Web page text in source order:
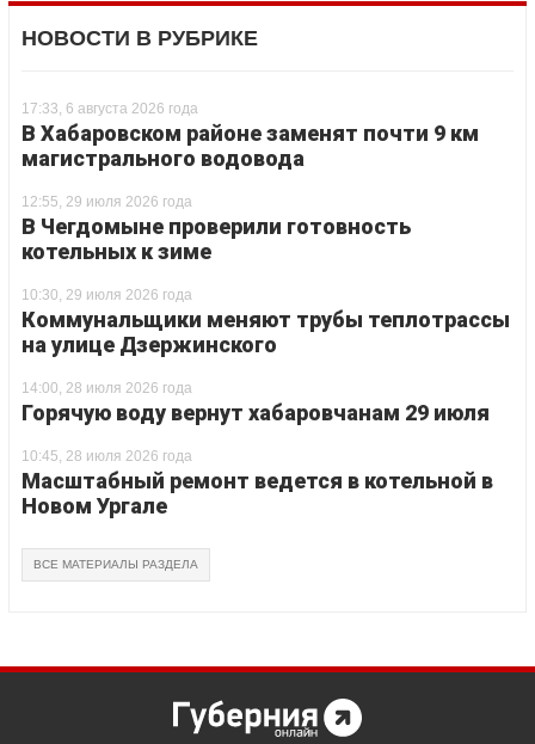
НОВОСТИ В РУБРИКЕ
17:33, 6 августа 2026 года
В Хабаровском районе заменят почти 9 км
магистрального водовода
12:55, 29 июля 2026 года
В Чегдомыне проверили готовность
котельных к зиме
10:30, 29 июля 2026 года
Коммунальщики меняют трубы теплотрассы
на улице Дзержинского
14:00, 28 июля 2026 года
Горячую воду вернут хабаровчанам 29 июля
10:45, 28 июля 2026 года
Масштабный ремонт ведется в котельной в
Новом Ургале
ВСЕ МАТЕРИАЛЫ РАЗДЕЛА